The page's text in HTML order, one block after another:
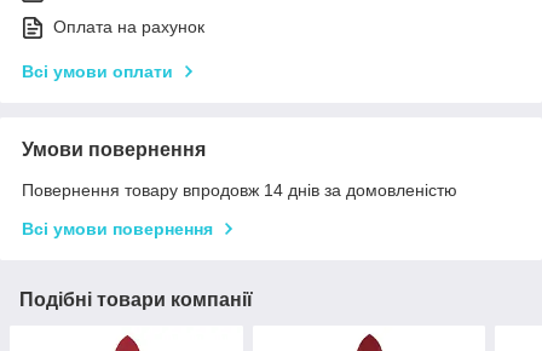
Оплата на рахунок
Всі умови оплати
Умови повернення
Повернення товару впродовж 14 днів за домовленістю
Всі умови повернення
Подібні товари компанії